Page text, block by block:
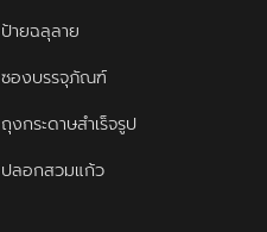
ป้ายฉลุลาย
ซองบรรจุภัณฑ์
ถุงกระดาษสำเร็จรูป
ปลอกสวมแก้ว